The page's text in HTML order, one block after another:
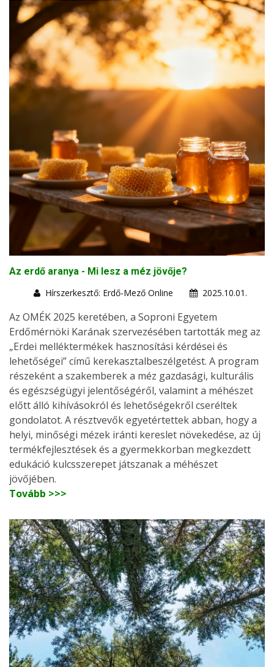
Az erdő aranya - Mi lesz a méz jövője?
Hírszerkesztő: Erdő-Mező Online
2025.10.01.
Az OMÉK 2025 keretében, a Soproni Egyetem
Erdőmérnöki Karának szervezésében tartották meg az
„Erdei melléktermékek hasznosítási kérdései és
lehetőségei” című kerekasztalbeszélgetést. A program
részeként a szakemberek a méz gazdasági, kulturális
és egészségügyi jelentőségéről, valamint a méhészet
előtt álló kihívásokról és lehetőségekről cseréltek
gondolatot. A résztvevők egyetértettek abban, hogy a
helyi, minőségi mézek iránti kereslet növekedése, az új
termékfejlesztések és a gyermekkorban megkezdett
edukáció kulcsszerepet játszanak a méhészet
jövőjében.
Tovább >>>